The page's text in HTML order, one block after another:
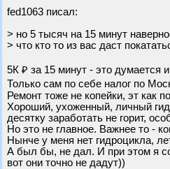
fed1063 писал:
> но 5 тысяч на 15 минут
> что кто то из вас даст
5К ₽ за 15 минут - это думается
Только сам по себе налог по
Ремонт тоже не копейки, эт как
Хороший, ухоженный, личный
десятку заработать не горит,
Но это не главное. Важнее то -
Нынче у меня нет гидроцикла,
А был бы, не дал. И при этом я
вот они точно не дадут))